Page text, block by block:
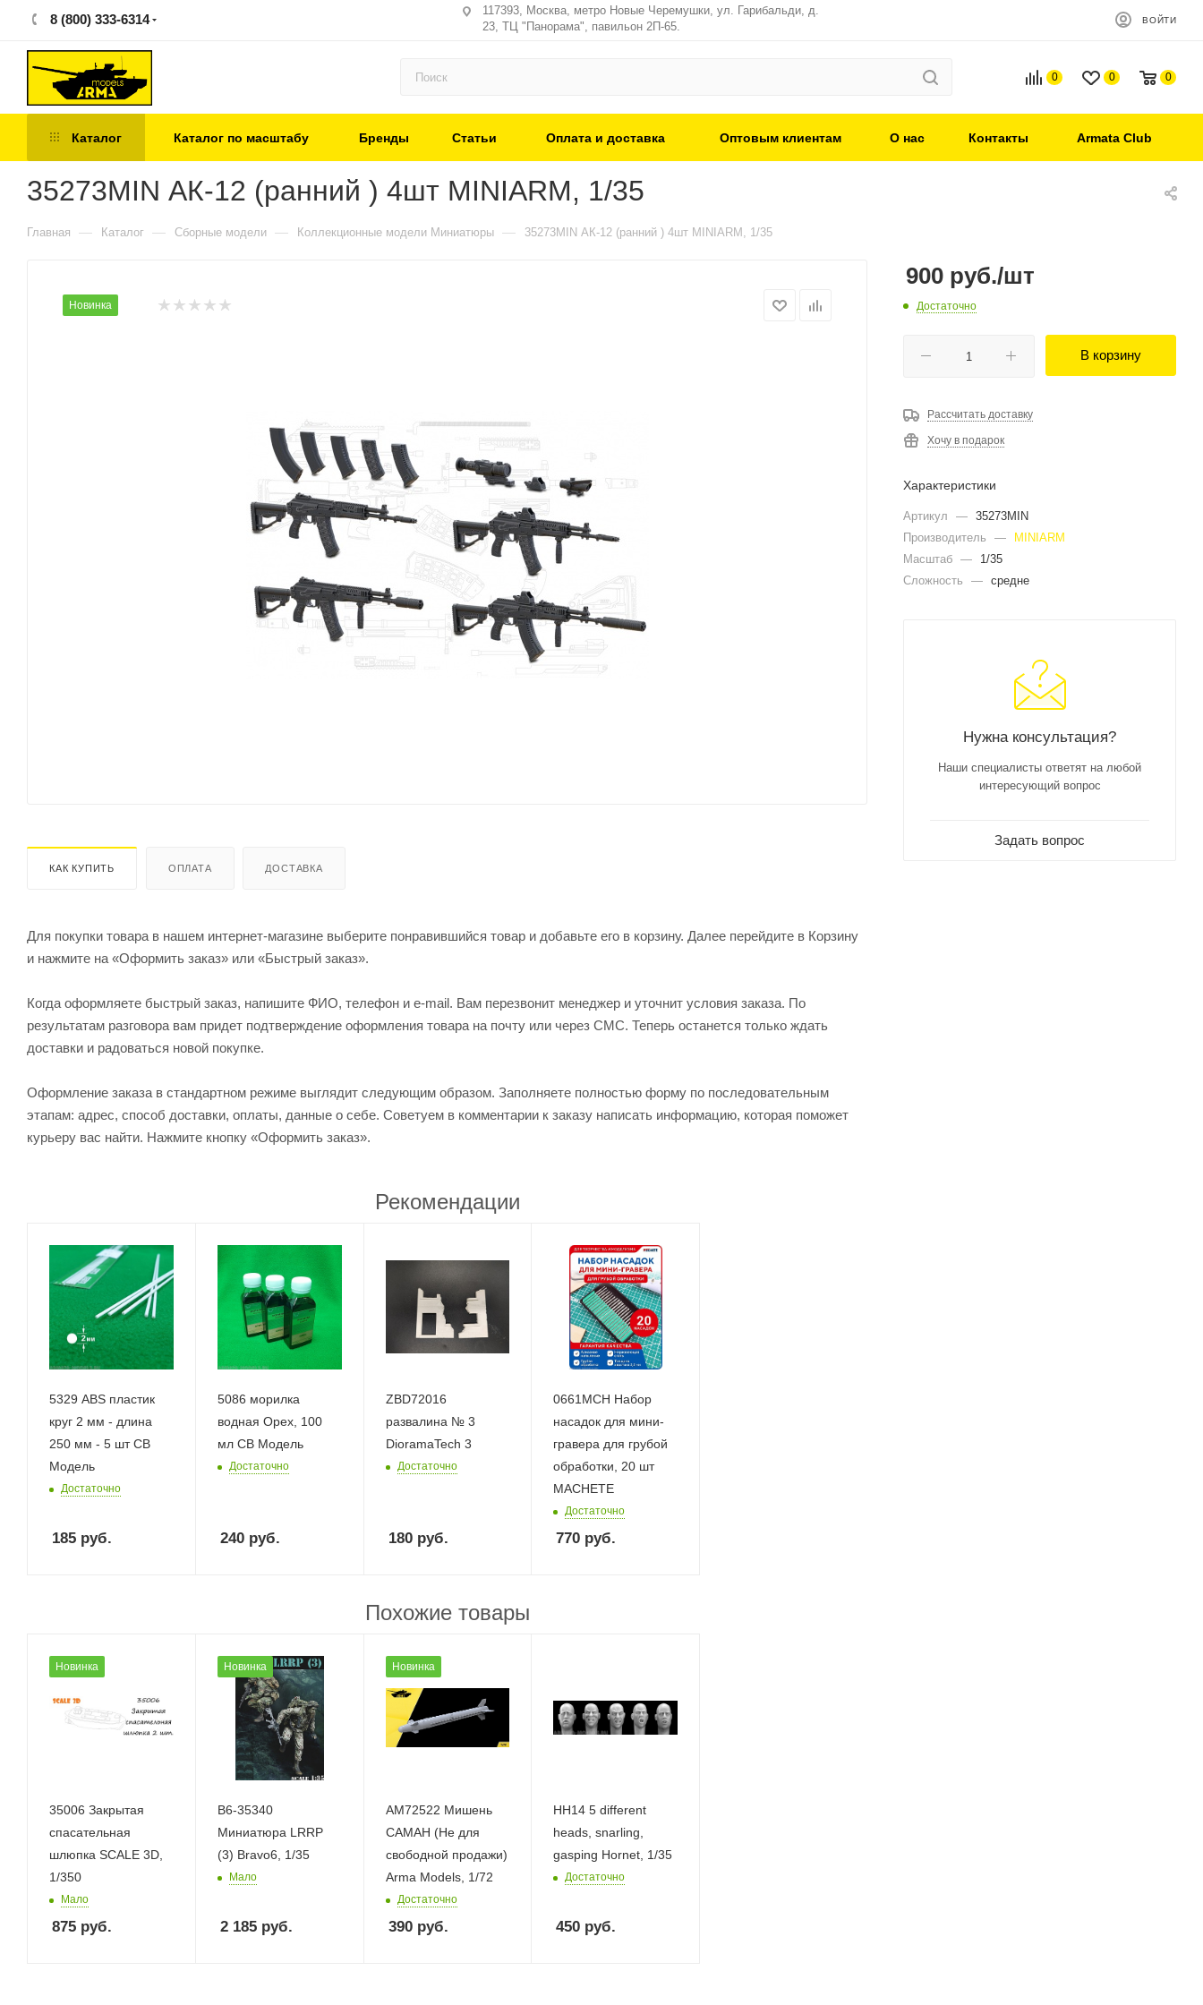
8 (800) 333-6314
117393, Москва, метро Новые Черемушки, ул. Гарибальди, д.
23, ТЦ "Панорама", павильон 2П-65.
ВОЙТИ
0 0 0
Каталог Каталог по масштабу Бренды Статьи Оплата и доставка Оптовым клиентам О нас Контакты Armata Club
35273MIN АК-12 (ранний ) 4шт MINIARM, 1/35
Главная — Каталог — Сборные модели — Коллекционные модели Миниатюры — 35273MIN АК-12 (ранний ) 4шт MINIARM, 1/35
Новинка
КАК КУПИТЬ ОПЛАТА ДОСТАВКА
Для покупки товара в нашем интернет-магазине выберите понравившийся товар и добавьте его в корзину. Далее перейдите в Корзину
и нажмите на «Оформить заказ» или «Быстрый заказ».
Когда оформляете быстрый заказ, напишите ФИО, телефон и e-mail. Вам перезвонит менеджер и уточнит условия заказа. По
результатам разговора вам придет подтверждение оформления товара на почту или через СМС. Теперь останется только ждать
доставки и радоваться новой покупке.
Оформление заказа в стандартном режиме выглядит следующим образом. Заполняете полностью форму по последовательным
этапам: адрес, способ доставки, оплаты, данные о себе. Советуем в комментарии к заказу написать информацию, которая поможет
курьеру вас найти. Нажмите кнопку «Оформить заказ».
Рекомендации
5329 ABS пластик
круг 2 мм - длина
250 мм - 5 шт СВ
Модель
Достаточно
185 руб.
5086 морилка
водная Орех, 100
мл СВ Модель
Достаточно
240руб.
ZBD72016
развалина № 3
DioramaTech 3
Достаточно
180руб.
0661MCH Набор
насадок для мини-
гравера для грубой
обработки, 20 шт
MACHETE
Достаточно
770 руб.
Похожие товары
Новинка
35006 Закрытая
спасательная
шлюпка SCALE 3D,
1/350
Мало
875 руб.
Новинка
B6-35340
Миниатюра LRRP
(3) Bravo6, 1/35
Мало
2 185руб.
Новинка
AM72522 Мишень
САМАН (Не для
свободной продажи)
Arma Models, 1/72
Достаточно
390руб.
HH14 5 different
heads, snarling,
gasping Hornet, 1/35
Достаточно
450 руб.
900 руб./шт
Достаточно
В корзину
Рассчитать доставку
Хочу в подарок
Характеристики
Артикул — 35273MIN
Производитель
—
MINIARM
Масштаб —
1/35
Сложность
— средне
Нужна консультация?
Наши специалисты ответят на любой
интересующий вопрос
Задать вопрос